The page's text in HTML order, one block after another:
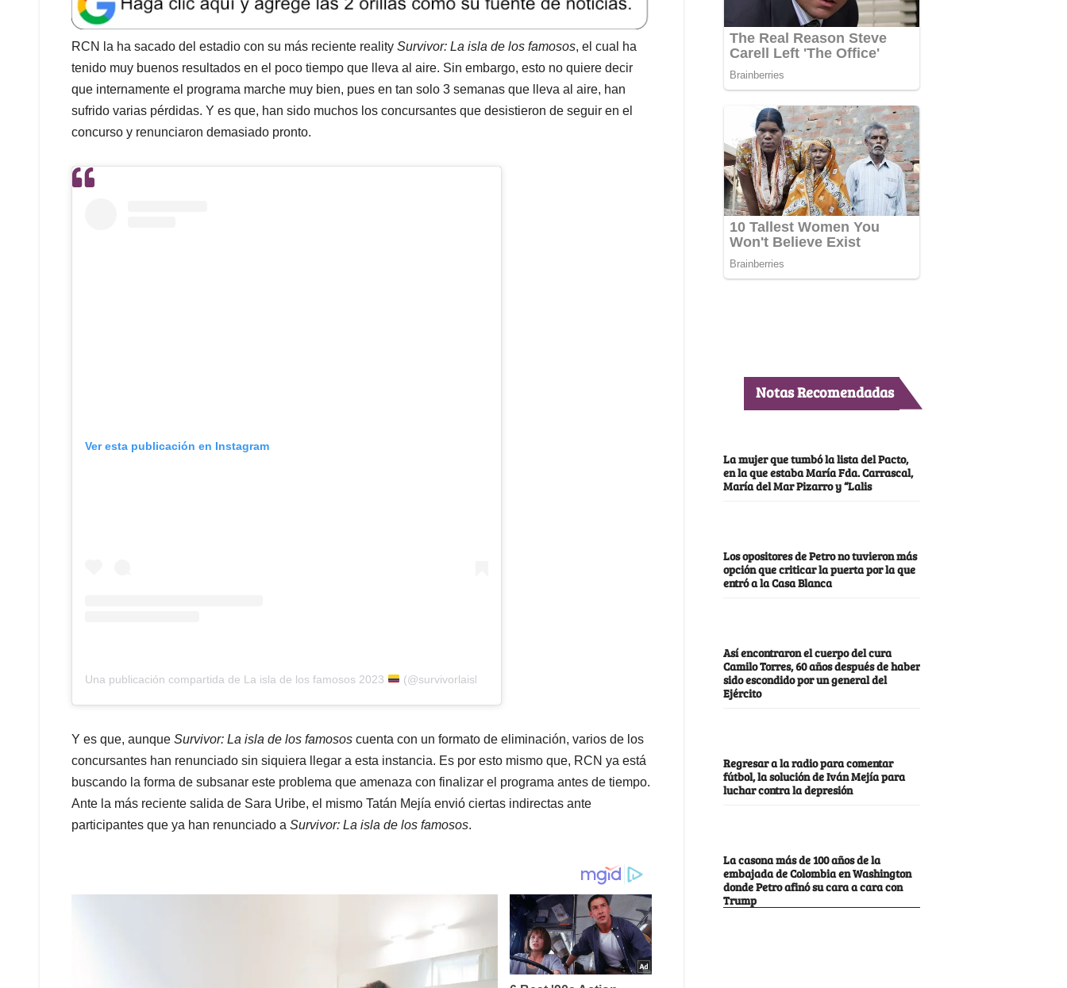
t
s
A
p
p
e
b
o
o
k
k
e
d
I
n
l
e
a
d
s
RCN la ha sacado del estadio con su más reciente reality Survivor: La isla de los famosos, el cual ha
tenido muy buenos resultados en el poco tiempo que lleva al aire. Sin embargo, esto no quiere decir
que internamente el programa marche muy bien, pues en tan solo 3 semanas que lleva al aire, han
sufrido varias pérdidas. Y es que, han sido muchos los concursantes que desistieron de seguir en el
concurso y renunciaron demasiado pronto.
Ver esta publicación en Instagram
Una publicación compartida de La isla de los famosos 2023 (@survivorlaisla)
Y es que, aunque Survivor: La isla de los famosos cuenta con un formato de eliminación, varios de los
concursantes han renunciado sin siquiera llegar a esta instancia. Es por esto mismo que, RCN ya está
buscando la forma de subsanar este problema que amenaza con finalizar el programa antes de tiempo.
Ante la más reciente salida de Sara Uribe, el mismo Tatán Mejía envió ciertas indirectas ante
participantes que ya han renunciado a Survivor: La isla de los famosos.
Notas Recomendadas
La mujer que tumbó la lista del Pacto,
en la que estaba María Fda. Carrascal,
María del Mar Pizarro y “Lalis
Los opositores de Petro no tuvieron más
opción que criticar la puerta por la que
entró a la Casa Blanca
Así encontraron el cuerpo del cura
Camilo Torres, 60 años después de haber
sido escondido por un general del
Ejército
Regresar a la radio para comentar
fútbol, la solución de Iván Mejía para
luchar contra la depresión
La casona más de 100 años de la
embajada de Colombia en Washington
donde Petro afinó su cara a cara con
Trump